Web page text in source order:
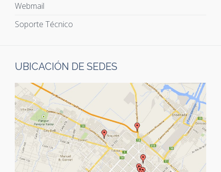
Webmail
Soporte Técnico
UBICACIÓN DE SEDES